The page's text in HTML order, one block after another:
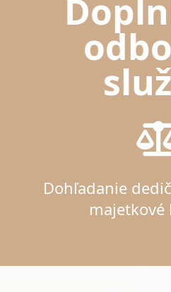
Dohľadanie
majetkové